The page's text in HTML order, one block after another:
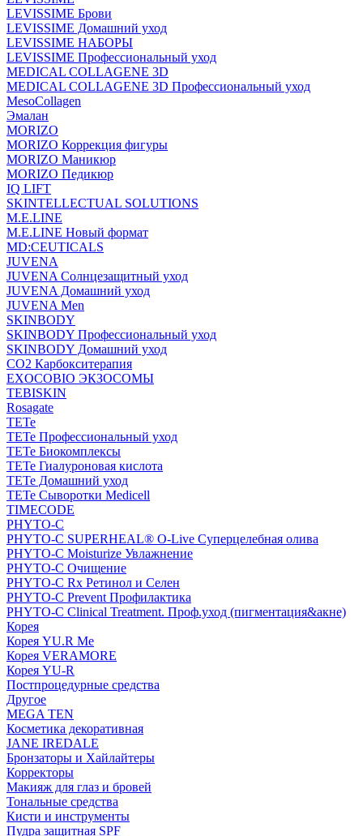
LEVISSIME Брови
LEVISSIME Домашний уход
LEVISSIME НАБОРЫ
LEVISSIME Профессиональный уход
MEDICAL COLLAGENE 3D
MEDICAL COLLAGENE 3D Профессиональный уход
MesoCollagen
Эмалан
MORIZO
MORIZO Коррекция фигуры
MORIZO Маникюр
MORIZO Педикюр
IQ LIFT
SKINTELLECTUAL SOLUTIONS
M.E.LINE
M.E.LINE Новый формат
MD:CEUTICALS
JUVENA
JUVENA Солнцезащитный уход
JUVENA Домашний уход
JUVENA Men
SKINBODY
SKINBODY Профессиональный уход
SKINBODY Домашний уход
CO2 Карбокситерапия
EXOCOBIO ЭКЗОСОМЫ
TEBISKIN
Rosagate
TETe
TETe Профессиональный уход
TETe Биокомплексы
TETe Гиалуроновая кислота
TETe Домашний уход
TETe Сыворотки Medicell
TIMECODE
PHYTO-C
PHYTO-C SUPERHEAL® O-Live Суперцелебная олива
PHYTO-C Moisturize Увлажнение
PHYTO-C Очищение
PHYTO-C Rx Ретинол и Селен
PHYTO-C Prevent Профилактика
PHYTO-C Clinical Treatment. Проф.уход (пигментация&акне)
Корея
Корея YU.R Me
Корея VERAMORE
Корея YU-R
Постпроцедурные средства
Другое
MEGA TEN
Косметика декоративная
JANE IREDALE
Бронзаторы и Хайлайтеры
Корректоры
Макияж для глаз и бровей
Тональные средства
Кисти и инструменты
Пудра защитная SPF